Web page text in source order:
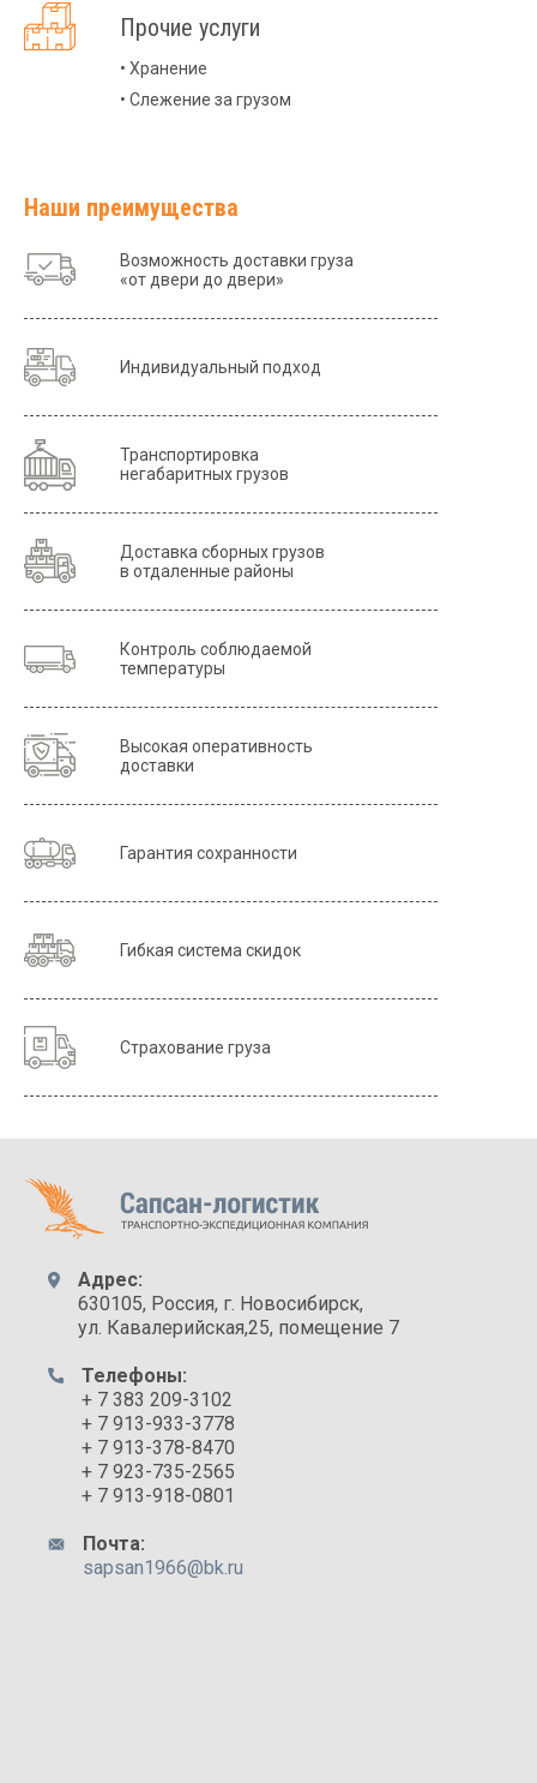
Прочие услуги
• Хранение
• Слежение за грузом
Наши преимущества
Возможность доставки груза
«от двери до двери»
Индивидуальный подход
Транспортировка
негабаритных грузов
Доставка сборных грузов
в отдаленные районы
Контроль соблюдаемой
температуры
Высокая оперативность
доставки
Гарантия сохранности
Гибкая система скидок
Страхование груза
Адрес:
630105, Россия, г. Новосибирск,
ул. Кавалерийская,25, помещение 7
Телефоны:
+ 7 383 209-3102
+ 7 913-933-3778
+ 7 913-378-8470
+ 7 923-735-2565
+ 7 913-918-0801
Почта:
sapsan1966@bk.ru